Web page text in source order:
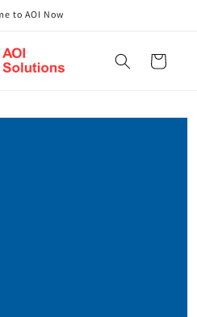
to AOI Now
Warenkorb